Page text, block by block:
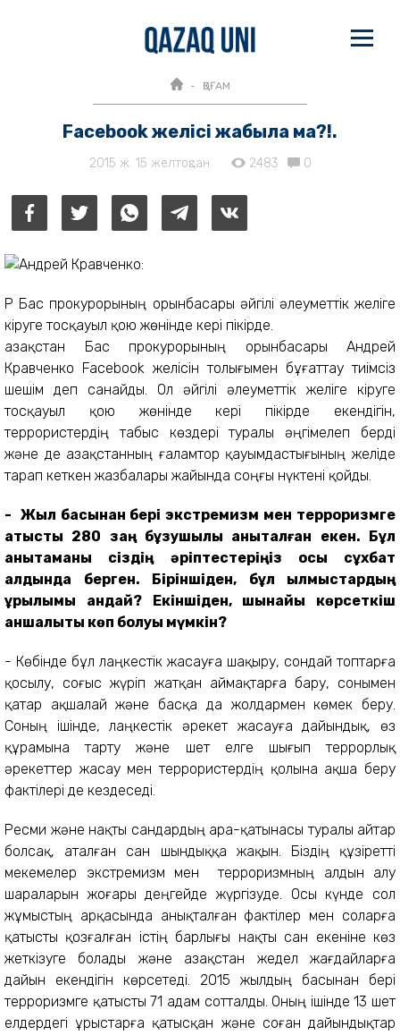
ҚОҒАМ
Facebook желісі жабыла ма?!.
2015 ж. 15 желтоқсан 2483 0
ҚР Бас прокурорының орынбасары әйгілі әлеуметтік желіге
кіруге тосқауыл қою жөнінде кері пікірде.
Қазақстан Бас прокурорының орынбасары Андрей
Кравченко Facebook желісін толығымен бұғаттау тиімсіз
шешім деп санайды. Ол әйгілі әлеуметтік желіге кіруге
тосқауыл қою жөнінде кері пікірде екендігін,
террористердің табыс көздері туралы әңгімелеп берді
және де Қазақстанның ғаламтор қауымдастығының желіде
тарап кеткен жазбалары жайында соңғы нүктені қойды.
- Жыл басынан бері экстремизм мен терроризмге
қатысты 280 заң бұзушылық анықталған екен. Бұл
анықтаманы сіздің әріптестеріңіз осы сұхбат
алдында берген. Біріншіден, бұл қылмыстардың
құрылымы қандай? Екіншіден, шынайы көрсеткіш
қаншалықты көп болуы мүмкін?
- Көбінде бұл лаңкестік жасауға шақыру, сондай топтарға
қосылу, соғыс жүріп жатқан аймақтарға бару, сонымен
қатар ақшалай және басқа да жолдармен көмек беру.
Соның ішінде, лаңкестік әрекет жасауға дайындық, өз
құрамына тарту және шет елге шығып террорлық
әрекеттер жасау мен террористердің қолына ақша беру
фактілері де кездеседі.
Ресми және нақты сандардың ара-қатынасы туралы айтар
болсақ, аталған сан шындыққа жақын. Біздің құзіретті
мекемелер экстремизм мен терроризмның алдын алу
шараларын жоғары деңгейде жүргізуде. Осы күнде сол
жұмыстың арқасында анықталған фактілер мен соларға
қатысты қозғалған істің барлығы нақты сан екеніне көз
жеткізуге болады және Қазақстан жедел жағдайларға
дайын екендігін көрсетеді. 2015 жылдың басынан бері
терроризмге қатысты 71 адам сотталды. Оның ішінде 13 шет
елдердегі ұрыстарға қатысқан және соған дайындықтар